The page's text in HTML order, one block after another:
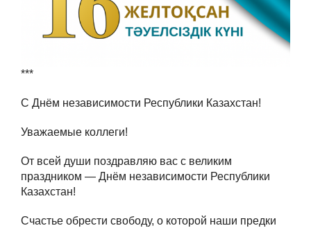
***
С Днём независимости Республики Казахстан!
Уважаемые коллеги!
От всей души поздравляю вас с великим
праздником — Днём независимости Республики
Казахстан!
Счастье обрести свободу, о которой наши предки